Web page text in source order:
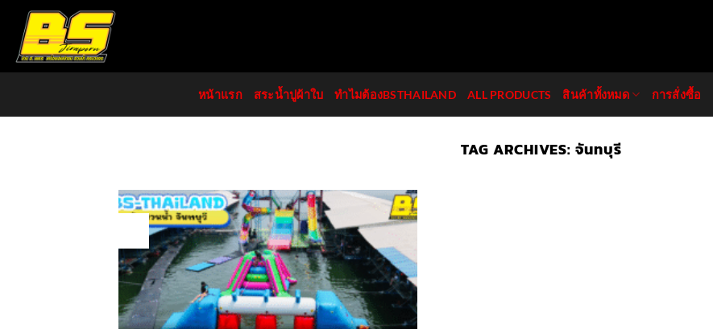
content
หน้าแรก สระน้ำปูผ้าใบ ทำไมต้องBSTHAILAND ALL PRODUCTS สินค้าทั้งหมด การสั่งซื้อ
TAG ARCHIVES:จันทบุรี